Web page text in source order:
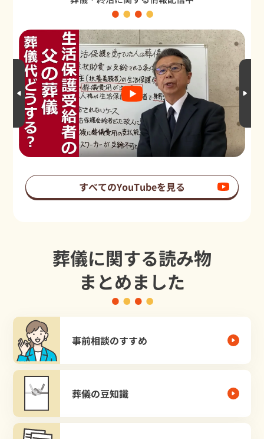
すべてのYouTubeを見る
葬儀に関する読み物
まとめました
事前相談のすすめ
葬儀の豆知識